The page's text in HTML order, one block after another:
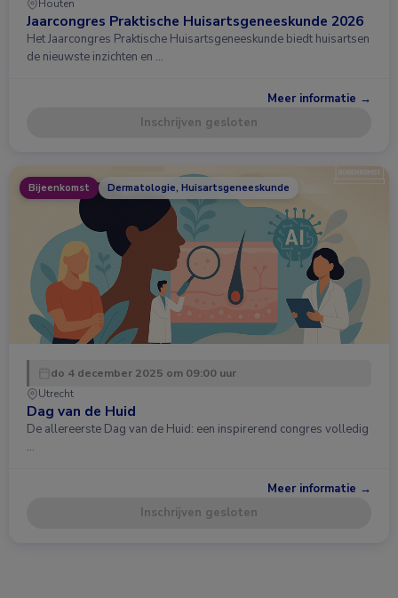
Houten
Jaarcongres Praktische Huisartsgeneeskunde 2026
Het Jaarcongres Praktische Huisartsgeneeskunde biedt huisartsen
de nieuwste inzichten en …
Meer informatie →
Inschrijven gesloten
Bijeenkomst Dermatologie, Huisartsgeneeskunde
do 4 december 2025 om 09:00 uur
Utrecht
Dag van de Huid
De allereerste Dag van de Huid: een inspirerend congres volledig
…
Meer informatie →
Inschrijven gesloten